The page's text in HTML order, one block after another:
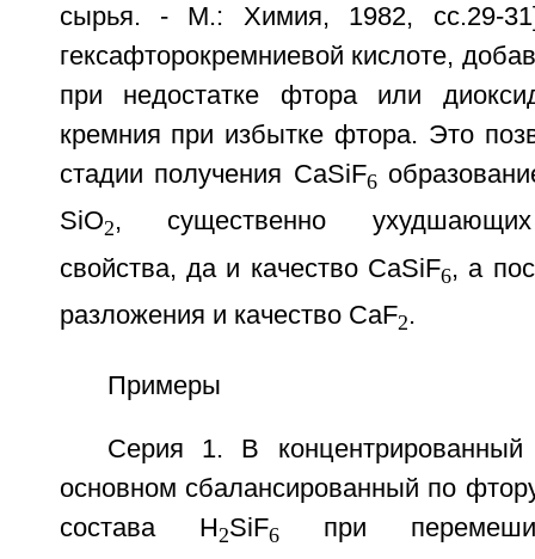
сырья. - М.: Химия, 1982, сс.29-
гексафторокремниевой кислоте,
при недостатке фтора или
кремния при избытке фтора. Это
стадии получения CaSiF6
SiO2, существенно ухудшающих
свойства, да и качество CaSiF6, а
разложения и качество CaF2.
Примеры
Серия 1. В
основном сбалансированный по
состава H2SiF6 при